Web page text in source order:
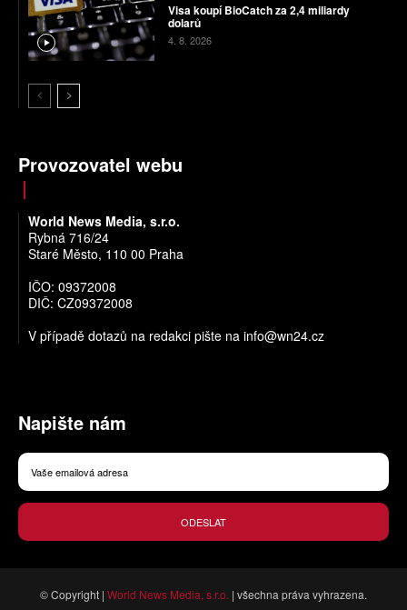
Visa koupí BioCatch za 2,4 miliardy
dolarů
4. 8. 2026
Provozovatel webu
World News Media, s.r.o.
Rybná 716/24
Staré Město, 110 00 Praha
IČO: 09372008
DIČ: CZ09372008
V případě dotazů na redakci pište na info@wn24.cz
Napište nám
ODESLAT
© Copyright | World News Media, s.r.o. | všechna práva vyhrazena.